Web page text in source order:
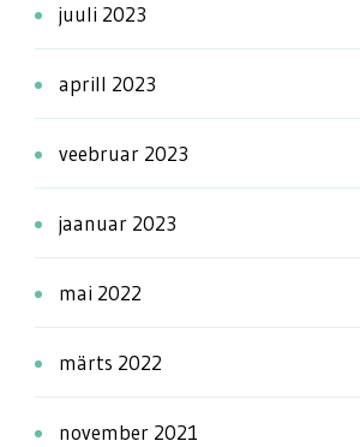
juuli 2023
aprill 2023
veebruar 2023
jaanuar 2023
mai 2022
märts 2022
november 2021